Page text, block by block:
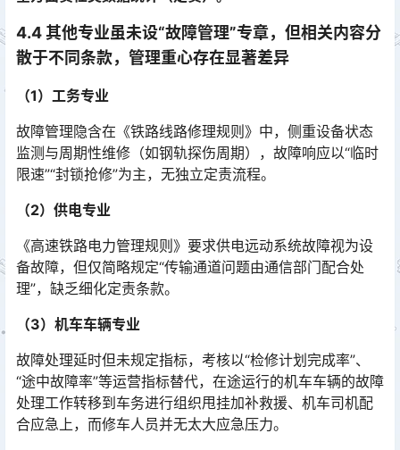
4.4 其他专业虽未设“故障管理”专章，但相关内容分
散于不同条款，管理重心存在显著差异
（1）工务专业
故障管理隐含在《铁路线路修理规则》中，侧重设备状态
监测与周期性维修（如钢轨探伤周期），故障响应以“临时
限速”“封锁抢修”为主，无独立定责流程。
（2）供电专业
《高速铁路电力管理规则》要求供电远动系统故障视为设
备故障，但仅简略规定“传输通道问题由通信部门配合处
理”，缺乏细化定责条款。
（3）机车车辆专业
故障处理延时但未规定指标，考核以“检修计划完成率”、
“途中故障率”等运营指标替代，在途运行的机车车辆的故障
处理工作转移到车务进行组织甩挂加补救援、机车司机配
合应急上，而修车人员并无太大应急压力。󠅅󠅃󠄵󠅂󠄪󠇖󠆨󠆨󠇕󠆞󠆒󠅬󠇘󠆭󠆘󠇙󠆝󠅵󠇗󠆭󠆁󠄐󠇗󠅹󠅸󠇖󠆍󠅳󠇖󠅹󠅰󠇖󠆌󠅹